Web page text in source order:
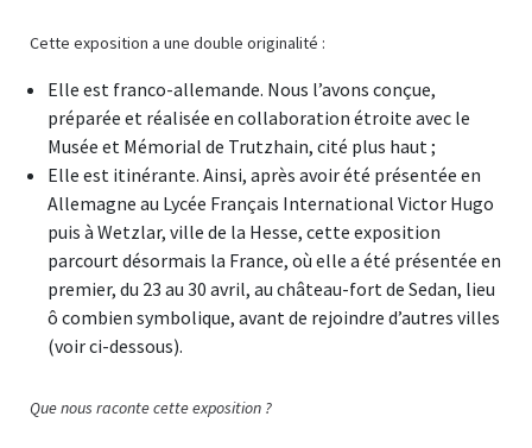
Cette exposition a une double originalité :
Elle est franco-allemande. Nous l’avons conçue,
préparée et réalisée en collaboration étroite avec le
Musée et Mémorial de Trutzhain, cité plus haut ;
Elle est itinérante. Ainsi, après avoir été présentée en
Allemagne au Lycée Français International Victor Hugo
puis à Wetzlar, ville de la Hesse, cette exposition
parcourt désormais la France, où elle a été présentée en
premier, du 23 au 30 avril, au château-fort de Sedan, lieu
ô combien symbolique, avant de rejoindre d’autres villes
(voir ci-dessous).
Que nous raconte cette exposition ?